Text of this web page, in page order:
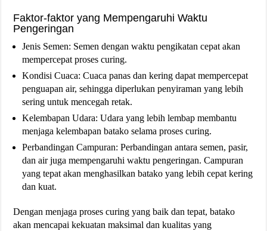
Faktor-faktor yang Mempengaruhi Waktu
Pengeringan
Jenis Semen: Semen dengan waktu pengikatan cepat akan
mempercepat proses curing.
Kondisi Cuaca: Cuaca panas dan kering dapat mempercepat
penguapan air, sehingga diperlukan penyiraman yang lebih
sering untuk mencegah retak.
Kelembapan Udara: Udara yang lebih lembap membantu
menjaga kelembapan batako selama proses curing.
Perbandingan Campuran: Perbandingan antara semen, pasir,
dan air juga mempengaruhi waktu pengeringan. Campuran
yang tepat akan menghasilkan batako yang lebih cepat kering
dan kuat.
Dengan menjaga proses curing yang baik dan tepat, batako
akan mencapai kekuatan maksimal dan kualitas yang